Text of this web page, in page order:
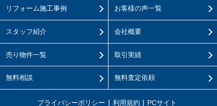
リフォーム施工事例
スタッフ紹介
売り物件一覧
無料相談
お客様の声一覧
会社概要
取引実績
無料査定依頼
プライバシーポリシー 利用規約 PCサイト